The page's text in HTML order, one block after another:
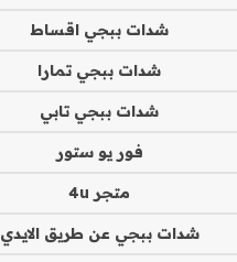
شدات ببجي اقساط
شدات ببجي تمارا
شدات ببجي تابي
فور يو ستور
متجر 4u
شدات ببجي عن طريق الايدي